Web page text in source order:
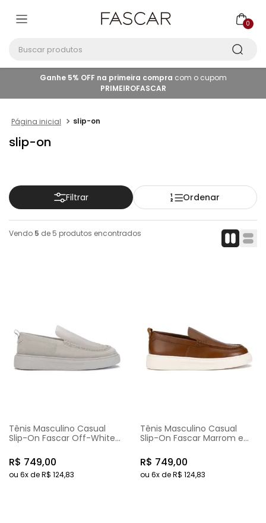
0
Ganhe 5% OFF na primeira compra com o cupom
PRIMEIROFASCAR
slip-on
slip-on
Filtrar Ordenar
Vendo 5 de 5 produtos encontrados
Tênis Masculino Casual
Slip-On Fascar Off-White
R$ 749,00
ou 6x deR$ 124,83
Tênis Masculino Casual
Slip-On Fascar Marrom em
R$ 749,00
ou 6x deR$ 124,83